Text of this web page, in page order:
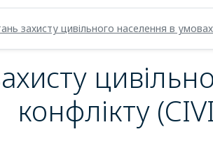
захисту цивільного населення в
конфлікту